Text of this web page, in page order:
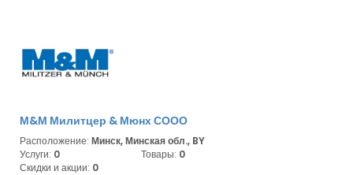
М&М Милитцер & Мюнх СООО
Расположение: Минск, Минская обл., BY
Услуги: 0 Товары: 0
Скидки и акции: 0